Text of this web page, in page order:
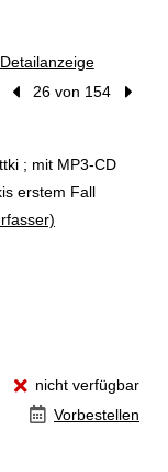
Vorheriger Treffer
26 von 154
; mit MP3-CD
erstem Fall
Verfasser
nicht verfügbar
Vorbestellen